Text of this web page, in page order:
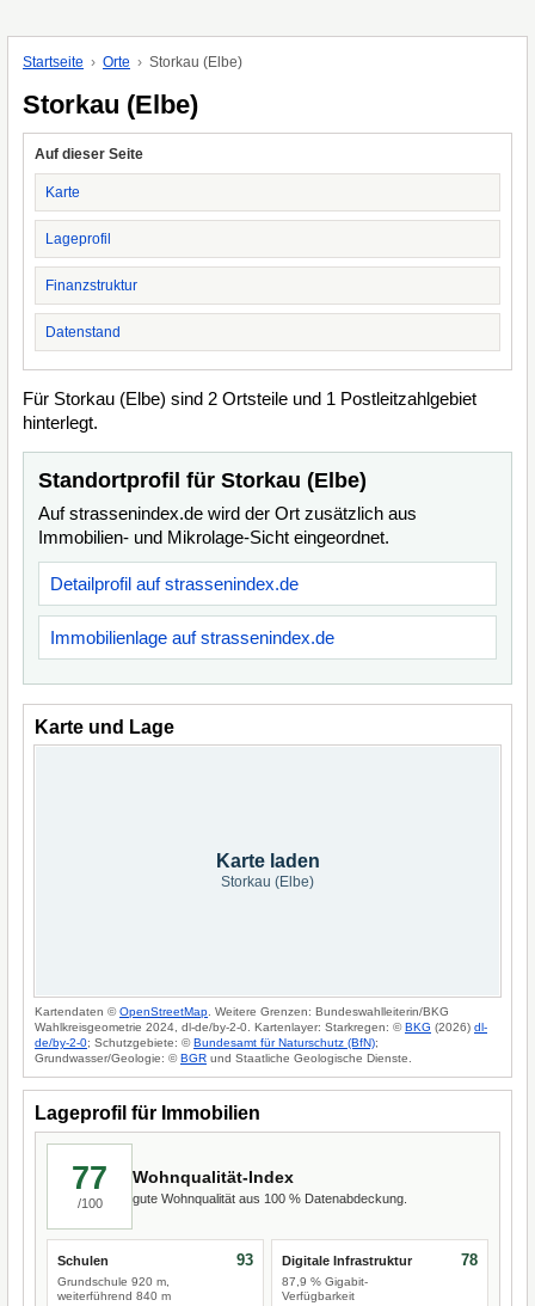
Startseite Orte Storkau (Elbe)
Storkau (Elbe)
Auf dieser Seite
Karte
Lageprofil
Finanzstruktur
Datenstand
Für Storkau (Elbe) sind 2 Ortsteile und 1 Postleitzahlgebiet
hinterlegt.
Standortprofil für Storkau (Elbe)
Auf strassenindex.de wird der Ort zusätzlich aus
Immobilien- und Mikrolage-Sicht eingeordnet.
Detailprofil auf strassenindex.de
Immobilienlage auf strassenindex.de
Karte und Lage
Karte laden
Storkau (Elbe)
Kartendaten ©OpenStreetMap . Weitere Grenzen: Bundeswahlleiterin/BKG
Wahlkreisgeometrie 2024, dl-de/by-2-0. Kartenlayer: Starkregen: ©BKG (2026) dl-
de/by-2-0; Schutzgebiete: ©Bundesamt für Naturschutz (BfN);
Grundwasser/Geologie: ©BGR und Staatliche Geologische Dienste.
Lageprofil für Immobilien
77
/100
Wohnqualität-Index
gute Wohnqualität aus 100 % Datenabdeckung.
Schulen
Grundschule 920 m,
weiterführend 840 m
93 Digitale Infrastruktur
87,9 % Gigabit-
Verfügbarkeit
78